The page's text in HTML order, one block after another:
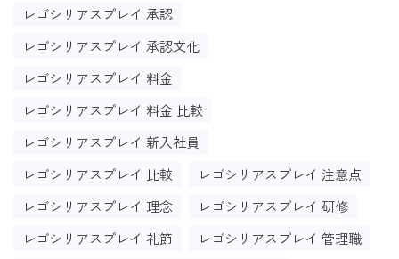
レゴシリアスプレイ 承認
レゴシリアスプレイ 承認文化
レゴシリアスプレイ 料金
レゴシリアスプレイ 料金 比較
レゴシリアスプレイ 新入社員
レゴシリアスプレイ 比較
レゴシリアスプレイ 注意点
レゴシリアスプレイ 理念
レゴシリアスプレイ 研修
レゴシリアスプレイ 礼節
レゴシリアスプレイ 管理職